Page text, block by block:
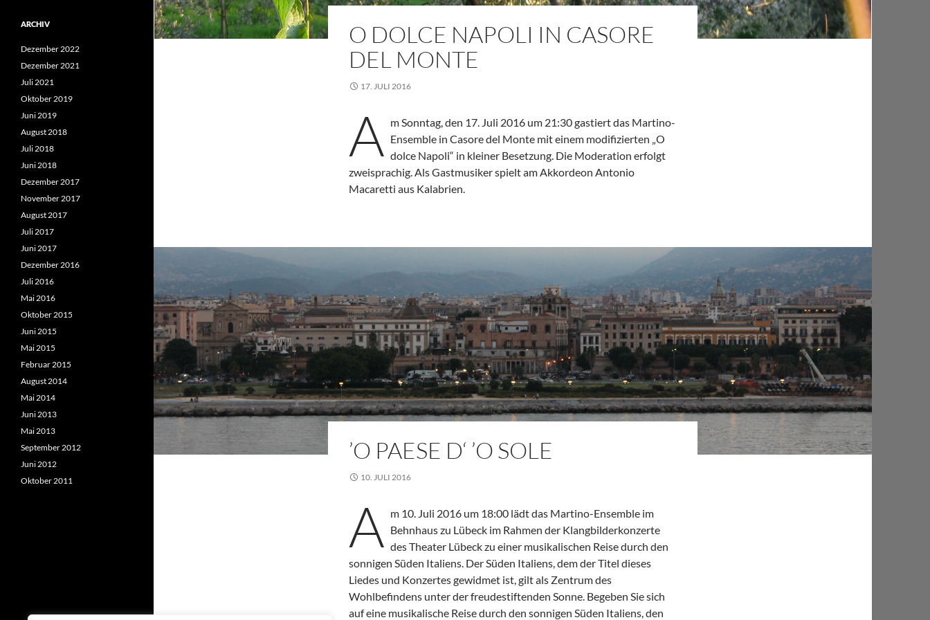
O DOLCE NAPOLI IN CASORE
DEL MONTE
17. JULI 2016
A m Sonntag, den 17. Juli 2016 um 21:30 gastiert das Martino-
Ensemble in Casore del Monte mit einem modifizierten „O
dolce Napoli“ in kleiner Besetzung. Die Moderation erfolgt
zweisprachig. Als Gastmusiker spielt am Akkordeon Antonio
Macaretti aus Kalabrien.
’O PAESE D‘ ’O SOLE
10. JULI 2016
A m 10. Juli 2016 um 18:00 lädt das Martino-Ensemble im
Behnhaus zu Lübeck im Rahmen der Klangbilderkonzerte
des Theater Lübeck zu einer musikalischen Reise durch den
sonnigen Süden Italiens. Der Süden Italiens, dem der Titel dieses
Liedes und Konzertes gewidmet ist, gilt als Zentrum des
Wohlbefindens unter der freudestiftenden Sonne. Begeben Sie sich
auf eine musikalische Reise durch den sonnigen Süden Italiens, den
ARCHIV
Dezember 2022
Dezember 2021
Juli 2021
Oktober 2019
Juni 2019
August 2018
Juli 2018
Juni 2018
Dezember 2017
November 2017
August 2017
Juli 2017
Juni 2017
Dezember 2016
Juli 2016
Mai 2016
Oktober 2015
Juni 2015
Mai 2015
Februar 2015
August 2014
Mai 2014
Juni 2013
Mai 2013
September 2012
Juni 2012
Oktober 2011